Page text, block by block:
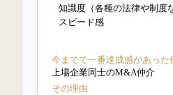
知識度（各種の法律や制度
スピード感
今までで一番達成感があった
上場企業同士のM&A仲介
その理由